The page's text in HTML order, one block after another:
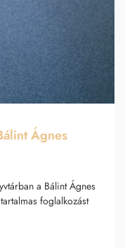
Ágnes
a Bálint Ágnes
foglalkozást